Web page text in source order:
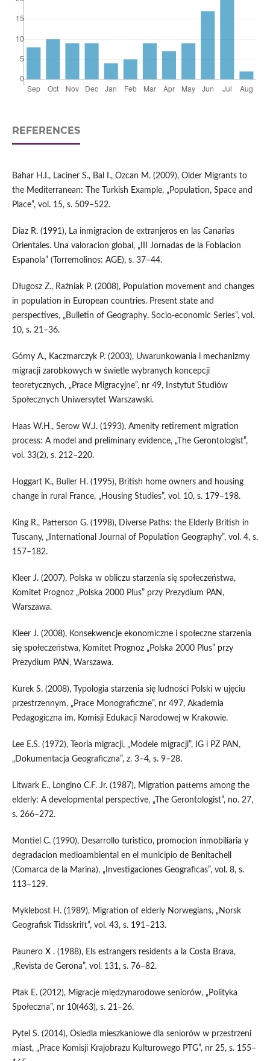
REFERENCES
Bahar H.I., Laciner S., Bal I., Ozcan M. (2009), Older Migrants to
the Mediterranean: The Turkish Example, „Population, Space and
Place”, vol. 15, s. 509–522.
Diaz R. (1991), La inmigracion de extranjeros en las Canarias
Orientales. Una valoracion global, „III Jornadas de la Foblacion
Espanola” (Torremolinos: AGE), s. 37–44.
Długosz Z., Raźniak P. (2008), Population movement and changes
in population in European countries. Present state and
perspectives, „Bulletin of Geography. Socio‑economic Series”, vol.
10, s. 21–36.
Górny A., Kaczmarczyk P. (2003), Uwarunkowania i mechanizmy
migracji zarobkowych w świetle wybranych koncepcji
teoretycznych, „Prace Migracyjne”, nr 49, Instytut Studiów
Społecznych Uniwersytet Warszawski.
Haas W.H., Serow W.J. (1993), Amenity retirement migration
process: A model and preliminary evidence, „The Gerontologist”,
vol. 33(2), s. 212–220.
Hoggart K., Buller H. (1995), British home owners and housing
change in rural France, „Housing Studies”, vol. 10, s. 179–198.
King R., Patterson G. (1998), Diverse Paths: the Elderly British in
Tuscany, „International Journal of Population Geography”, vol. 4, s.
157–182.
Kleer J. (2007), Polska w obliczu starzenia się społeczeństwa,
Komitet Prognoz „Polska 2000 Plus” przy Prezydium PAN,
Warszawa.
Kleer J. (2008), Konsekwencje ekonomiczne i społeczne starzenia
się społeczeństwa, Komitet Prognoz „Polska 2000 Plus” przy
Prezydium PAN, Warszawa.
Kurek S. (2008), Typologia starzenia się ludności Polski w ujęciu
przestrzennym, „Prace Monograficzne”, nr 497, Akademia
Pedagogiczna im. Komisji Edukacji Narodowej w Krakowie.
Lee E.S. (1972), Teoria migracji, „Modele migracji”, IG i PZ PAN,
„Dokumentacja Geograficzna”, z. 3–4, s. 9–28.
Litwark E., Longino C.F. Jr. (1987), Migration patterns among the
elderly: A developmental perspective, „The Gerontologist”, no. 27,
s. 266–272.
Montiel C. (1990), Desarrollo turistico, promocion inmobiliaria y
degradacion medioambiental en el municipio de Benitachell
(Comarca de la Marina), „Investigaciones Geograficas”, vol. 8, s.
113–129.
Myklebost H. (1989), Migration of elderly Norwegians, „Norsk
Geografisk Tidsskrift”, vol. 43, s. 191–213.
Paunero X . (1988), Els estrangers residents a la Costa Brava,
„Revista de Gerona”, vol. 131, s. 76–82.
Ptak E. (2012), Migracje międzynarodowe seniorów, „Polityka
Społeczna”, nr 10(463), s. 21–26.
Pytel S. (2014), Osiedla mieszkaniowe dla seniorów w przestrzeni
miast, „Prace Komisji Krajobrazu Kulturowego PTG”, nr 25, s. 155–